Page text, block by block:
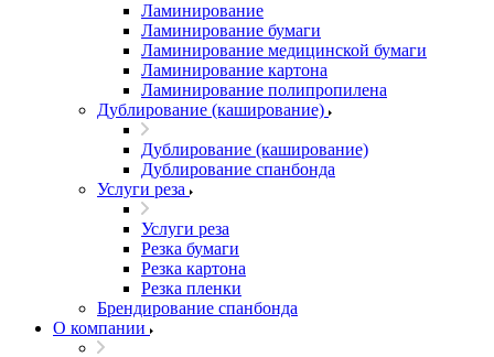
Ламинирование
Ламинирование бумаги
Ламинирование медицинской бумаги
Ламинирование картона
Ламинирование полипропилена
Дублирование (каширование)
Дублирование (каширование)
Дублирование спанбонда
Услуги реза
Услуги реза
Резка бумаги
Резка картона
Резка пленки
Брендирование спанбонда
О компании